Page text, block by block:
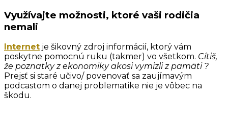
Využívajte možnosti, ktoré vaši rodičia
nemali
Internet je šikovný zdroj informácií, ktorý vám
poskytne pomocnú ruku (takmer) vo všetkom. Cítiš,
že poznatky z ekonomiky akosi vymizli z pamäti ?
Prejsť si staré učivo/ povenovať sa zaujímavým
podcastom o danej problematike nie je vôbec na
škodu.